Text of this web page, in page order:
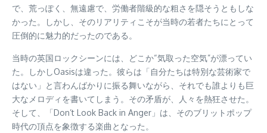
で、荒っぽく、無遠慮で、労働者階級的な粗さを隠そうともしな
かった。しかし、そのリアリティこそが当時の若者たちにとって
圧倒的に魅力的だったのである。
当時の英国ロックシーンには、どこか“気取った空気”が漂ってい
た。しかしOasisは違った。彼らは「自分たちは特別な芸術家で
はない」と言わんばかりに振る舞いながら、それでも誰よりも巨
大なメロディを書いてしまう。その矛盾が、人々を熱狂させた。
そして、「Don’t Look Back in Anger」は、そのブリットポップ
時代の頂点を象徴する楽曲となった。